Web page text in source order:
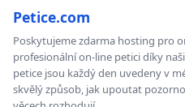
Petice.com
Poskytujeme zdarma hosting pro
profesionální on-line petici díky
petice jsou každý den uvedeny v
skvělý způsob, jak upoutat